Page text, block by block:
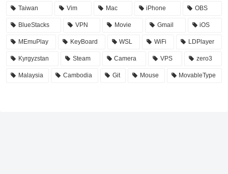
Taiwan Vim Mac iPhone OBS
BlueStacks VPN Movie Gmail iOS
MEmuPlay KeyBoard WSL WiFi LDPlayer
Kyrgyzstan Steam Camera VPS zero3
Malaysia Cambodia Git Mouse MovableType